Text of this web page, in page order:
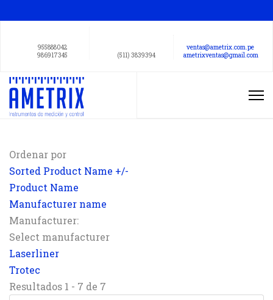
955888042
986917345
(511) 3839394
ventas@ametrix.com.pe
ametrixventas@gmail.com
Ordenar por
Sorted Product Name +/-
Product Name
Manufacturer name
Manufacturer:
Select manufacturer
Laserliner
Trotec
Resultados 1 - 7 de 7